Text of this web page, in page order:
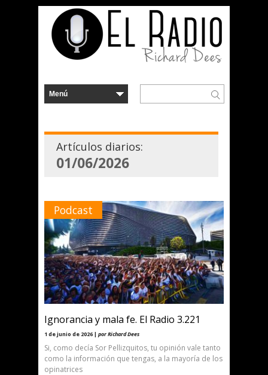
Artículos diarios:
01/06/2026
Podcast
Ignorancia y mala fe. El Radio 3.221
1 de junio de 2026 | por Richard Dees
Si, como decía Sor Pellizquitos, tu opinión vale tanto
como la información que tengas, a la mayoría de los
opinatrices